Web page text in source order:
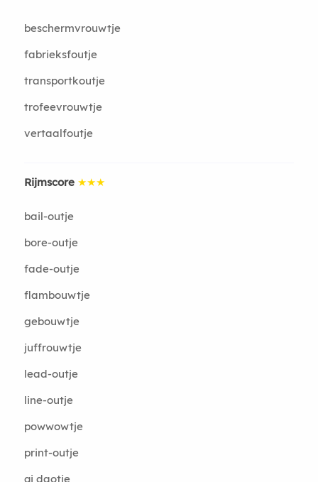
beschermvrouwtje
fabrieksfoutje
transportkoutje
trofeevrouwtje
vertaalfoutje
Rijmscore ★★★
bail-outje
bore-outje
fade-outje
flambouwtje
gebouwtje
juffrouwtje
lead-outje
line-outje
powwowtje
print-outje
qi daotje